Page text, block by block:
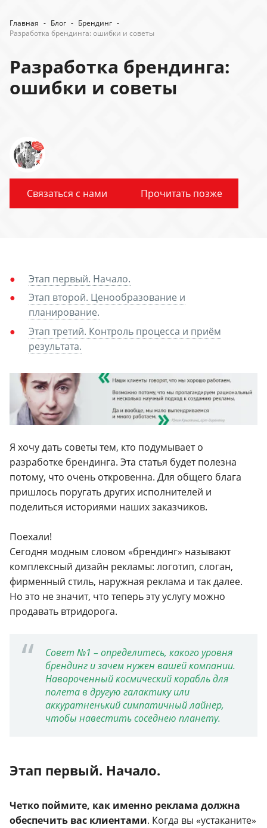
Главная - Блог - Брендинг -
Разработка брендинга: ошибки и советы
Разработка брендинга:
ошибки и советы
Связаться с нами Прочитать позже
Этап первый. Начало.
Этап второй. Ценообразование и
планирование.
Этап третий. Контроль процесса и приём
результата.
Я хочу дать советы тем, кто подумывает о
разработке брендинга. Эта статья будет полезна
потому, что очень откровенна. Для общего блага
пришлось поругать других исполнителей и
поделиться историями наших заказчиков.
Поехали!
Сегодня модным словом «брендинг» называют
комплексный дизайн рекламы: логотип, слоган,
фирменный стиль, наружная реклама и так далее.
Но это не значит, что теперь эту услугу можно
продавать втридорога.
Совет №1 – определитесь, какого уровня
брендинг и зачем нужен вашей компании.
Навороченный космический корабль для
полета в другую галактику или
аккуратненький симпатичный лайнер,
чтобы навестить соседнею планету.
Этап первый. Начало.
Четко поймите, как именно реклама должна
обеспечить вас клиентами. Когда вы «устаканите»